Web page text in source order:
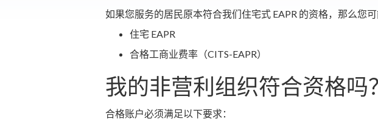
如果您服务的居民原本符合我们住宅式 EAPR 的资格，那么您
住宅 EAPR
合格工商业费率（CITS-EAPR）
我的非营利组织符合资格吗？
合格账户必须满足以下要求：